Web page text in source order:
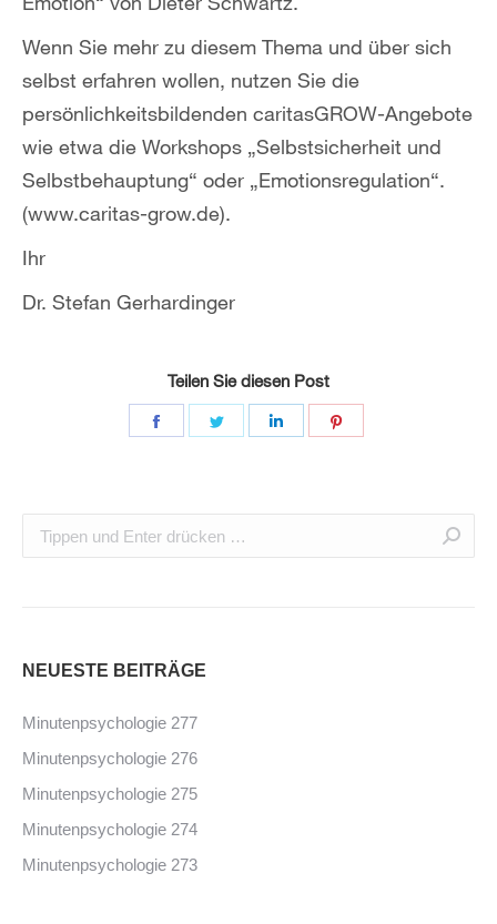
Wenn Sie mehr zu diesem Thema und über sich
selbst erfahren wollen, nutzen Sie die
persönlichkeitsbildenden caritasGROW-Angebote
wie etwa die Workshops „Selbstsicherheit und
Selbstbehauptung“ oder „Emotionsregulation“.
(www.caritas-grow.de).
Ihr
Dr. Stefan Gerhardinger
Teilen Sie diesen Post
NEUESTE BEITRÄGE
Minutenpsychologie 277
Minutenpsychologie 276
Minutenpsychologie 275
Minutenpsychologie 274
Minutenpsychologie 273